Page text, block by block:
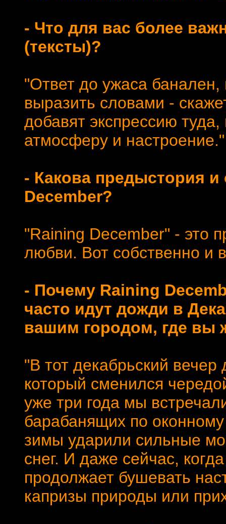
- Что для вас более
(тексты)?
"Ответ до ужаса банален,
выразить словами -
добавят экспрессию
атмосферу и настроение."
- Какова предыстория
December?
"Raining December" - это
любви. Вот собственно и
- Почему Raining
часто идут дожди в
вашим городом, где вы
"В тот декабрьский
который сменился
уже три года мы
барабанящих по
зимы ударили сильные
снег. И даже сейчас,
продолжает бушевать
капризы природы или